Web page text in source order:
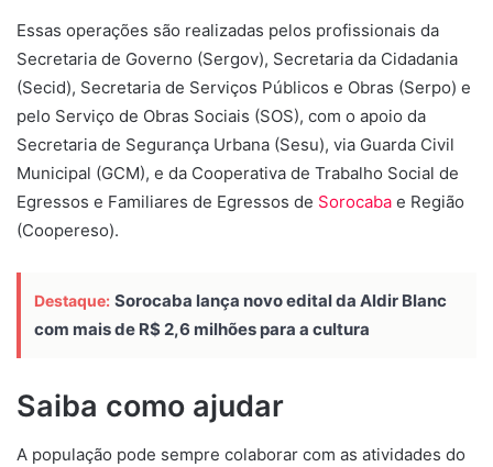
Essas operações são realizadas pelos profissionais da
Secretaria de Governo (Sergov), Secretaria da Cidadania
(Secid), Secretaria de Serviços Públicos e Obras (Serpo) e
pelo Serviço de Obras Sociais (SOS), com o apoio da
Secretaria de Segurança Urbana (Sesu), via Guarda Civil
Municipal (GCM), e da Cooperativa de Trabalho Social de
Egressos e Familiares de Egressos de Sorocaba e Região
(Coopereso).
Destaque: Sorocaba lança novo edital da Aldir Blanc
com mais de R$ 2,6 milhões para a cultura
Saiba como ajudar
A população pode sempre colaborar com as atividades do